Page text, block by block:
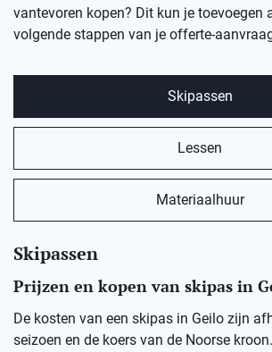
vantevoren kopen? Dit kun je toevoegen
volgende stappen van je offerte-
Skipassen
Lessen
Materiaalhuur
Skipassen
Prijzen en kopen van skipas in
De kosten van een skipas in Geilo zijn
seizoen en de koers van de Noorse